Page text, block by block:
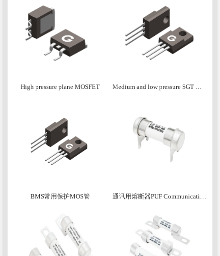
High pressure plane MOSFET
BMS常用保护MOS管